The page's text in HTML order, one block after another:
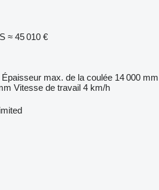
≈ 45 010 €
Épaisseur max. de la coulée 14 000 mm
Vitesse de travail 4 km/h